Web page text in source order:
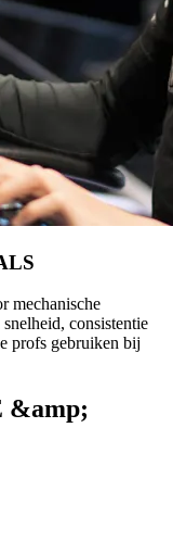
mechanische
consistentie
profs gebruiken bij
&amp;